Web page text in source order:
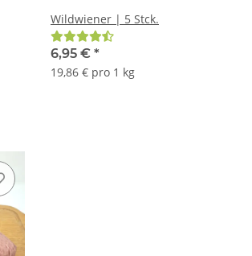
Wildwiener | 5 Stck.
6,95 € *
19,86 € pro 1 kg